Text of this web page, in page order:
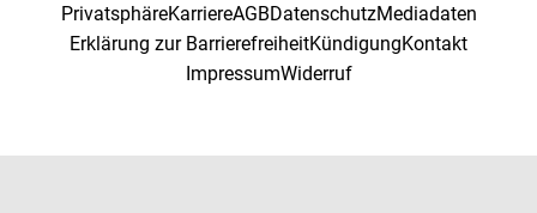
PrivatsphäreKarriereAGBDatenschutzMediadaten
Erklärung zur BarrierefreiheitKündigungKontakt
ImpressumWiderruf